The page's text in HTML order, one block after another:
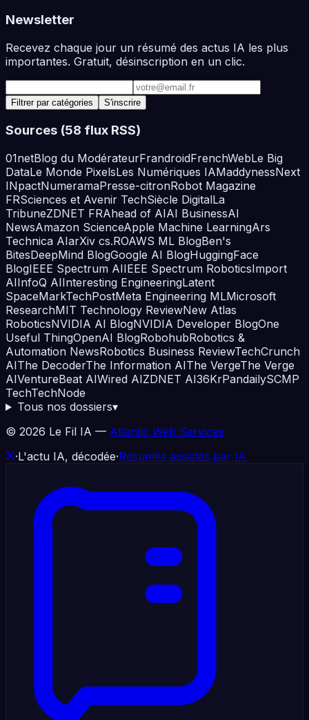
Newsletter
Recevez chaque jour un résumé des actus IA les plus
importantes. Gratuit, désinscription en un clic.
Adresse e-mail
Filtrer par catégories S'inscrire
Sources (58 flux RSS)
01netBlog du ModérateurFrandroidFrenchWebLe Big
DataLe Monde PixelsLes Numériques IAMaddynessNext
INpactNumeramaPresse-citronRobot Magazine
FRSciences et Avenir TechSiècle DigitalLa
TribuneZDNET FRAhead of AIAI BusinessAI
NewsAmazon ScienceApple Machine LearningArs
Technica AIarXiv cs.ROAWS ML BlogBen's
BitesDeepMind BlogGoogle AI BlogHuggingFace
BlogIEEE Spectrum AIIEEE Spectrum RoboticsImport
AIInfoQ AIInteresting EngineeringLatent
SpaceMarkTechPostMeta Engineering MLMicrosoft
ResearchMIT Technology ReviewNew Atlas
RoboticsNVIDIA AI BlogNVIDIA Developer BlogOne
Useful ThingOpenAI BlogRobohubRobotics &
Automation NewsRobotics Business ReviewTechCrunch
AIThe DecoderThe Information AIThe VergeThe Verge
AIVentureBeat AIWired AIZDNET AI36KrPandailySCMP
TechTechNode
Tous nos dossiers▾
© 2026 Le Fil IA — Atlantic Web Services
·L'actu IA, décodée·Résumés assistés par IA